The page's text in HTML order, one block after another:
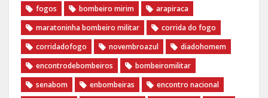
fogos bombeiro mirim
arapiraca
maratoninha bombeiro militar
corrida do fogo
corridadofogo
novembroazul
diadohomem
encontrodebombeiros
bombeiromilitar
senabom
enbombeiras
encontro nacional